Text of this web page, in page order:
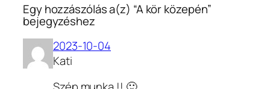
Egy hozzászólás a(z) “A kör közepén”
bejegyzéshez
2023-10-04
Kati